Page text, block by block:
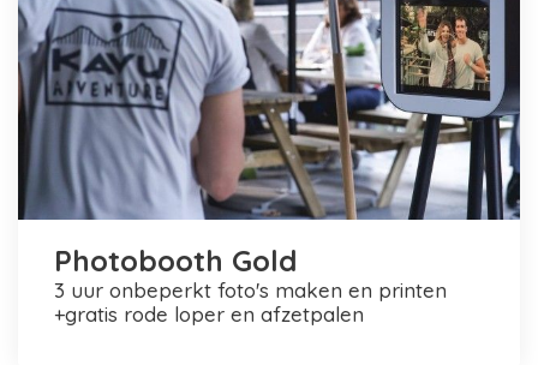
Photobooth Gold
3 uur onbeperkt foto's maken en printen
+gratis rode loper en afzetpalen